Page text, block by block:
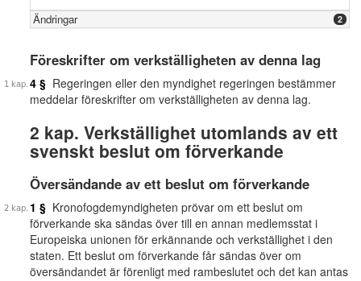
Ändringar 2
Föreskrifter om verkställigheten av denna lag
4 § Regeringen eller den myndighet regeringen bestämmer
meddelar föreskrifter om verkställigheten av denna lag.
2 kap. Verkställighet utomlands av ett
svenskt beslut om förverkande
Översändande av ett beslut om förverkande
1 § Kronofogdemyndigheten prövar om ett beslut om
förverkande ska sändas över till en annan medlemsstat i
Europeiska unionen för erkännande och verkställighet i den
staten. Ett beslut om förverkande får sändas över om
översändandet är förenligt med rambeslutet och det kan antas